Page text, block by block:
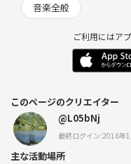
音楽全般
ご利用にはア
このページのクリエイター
@L05bNj
最終ログイン:2016年
主な活動場所